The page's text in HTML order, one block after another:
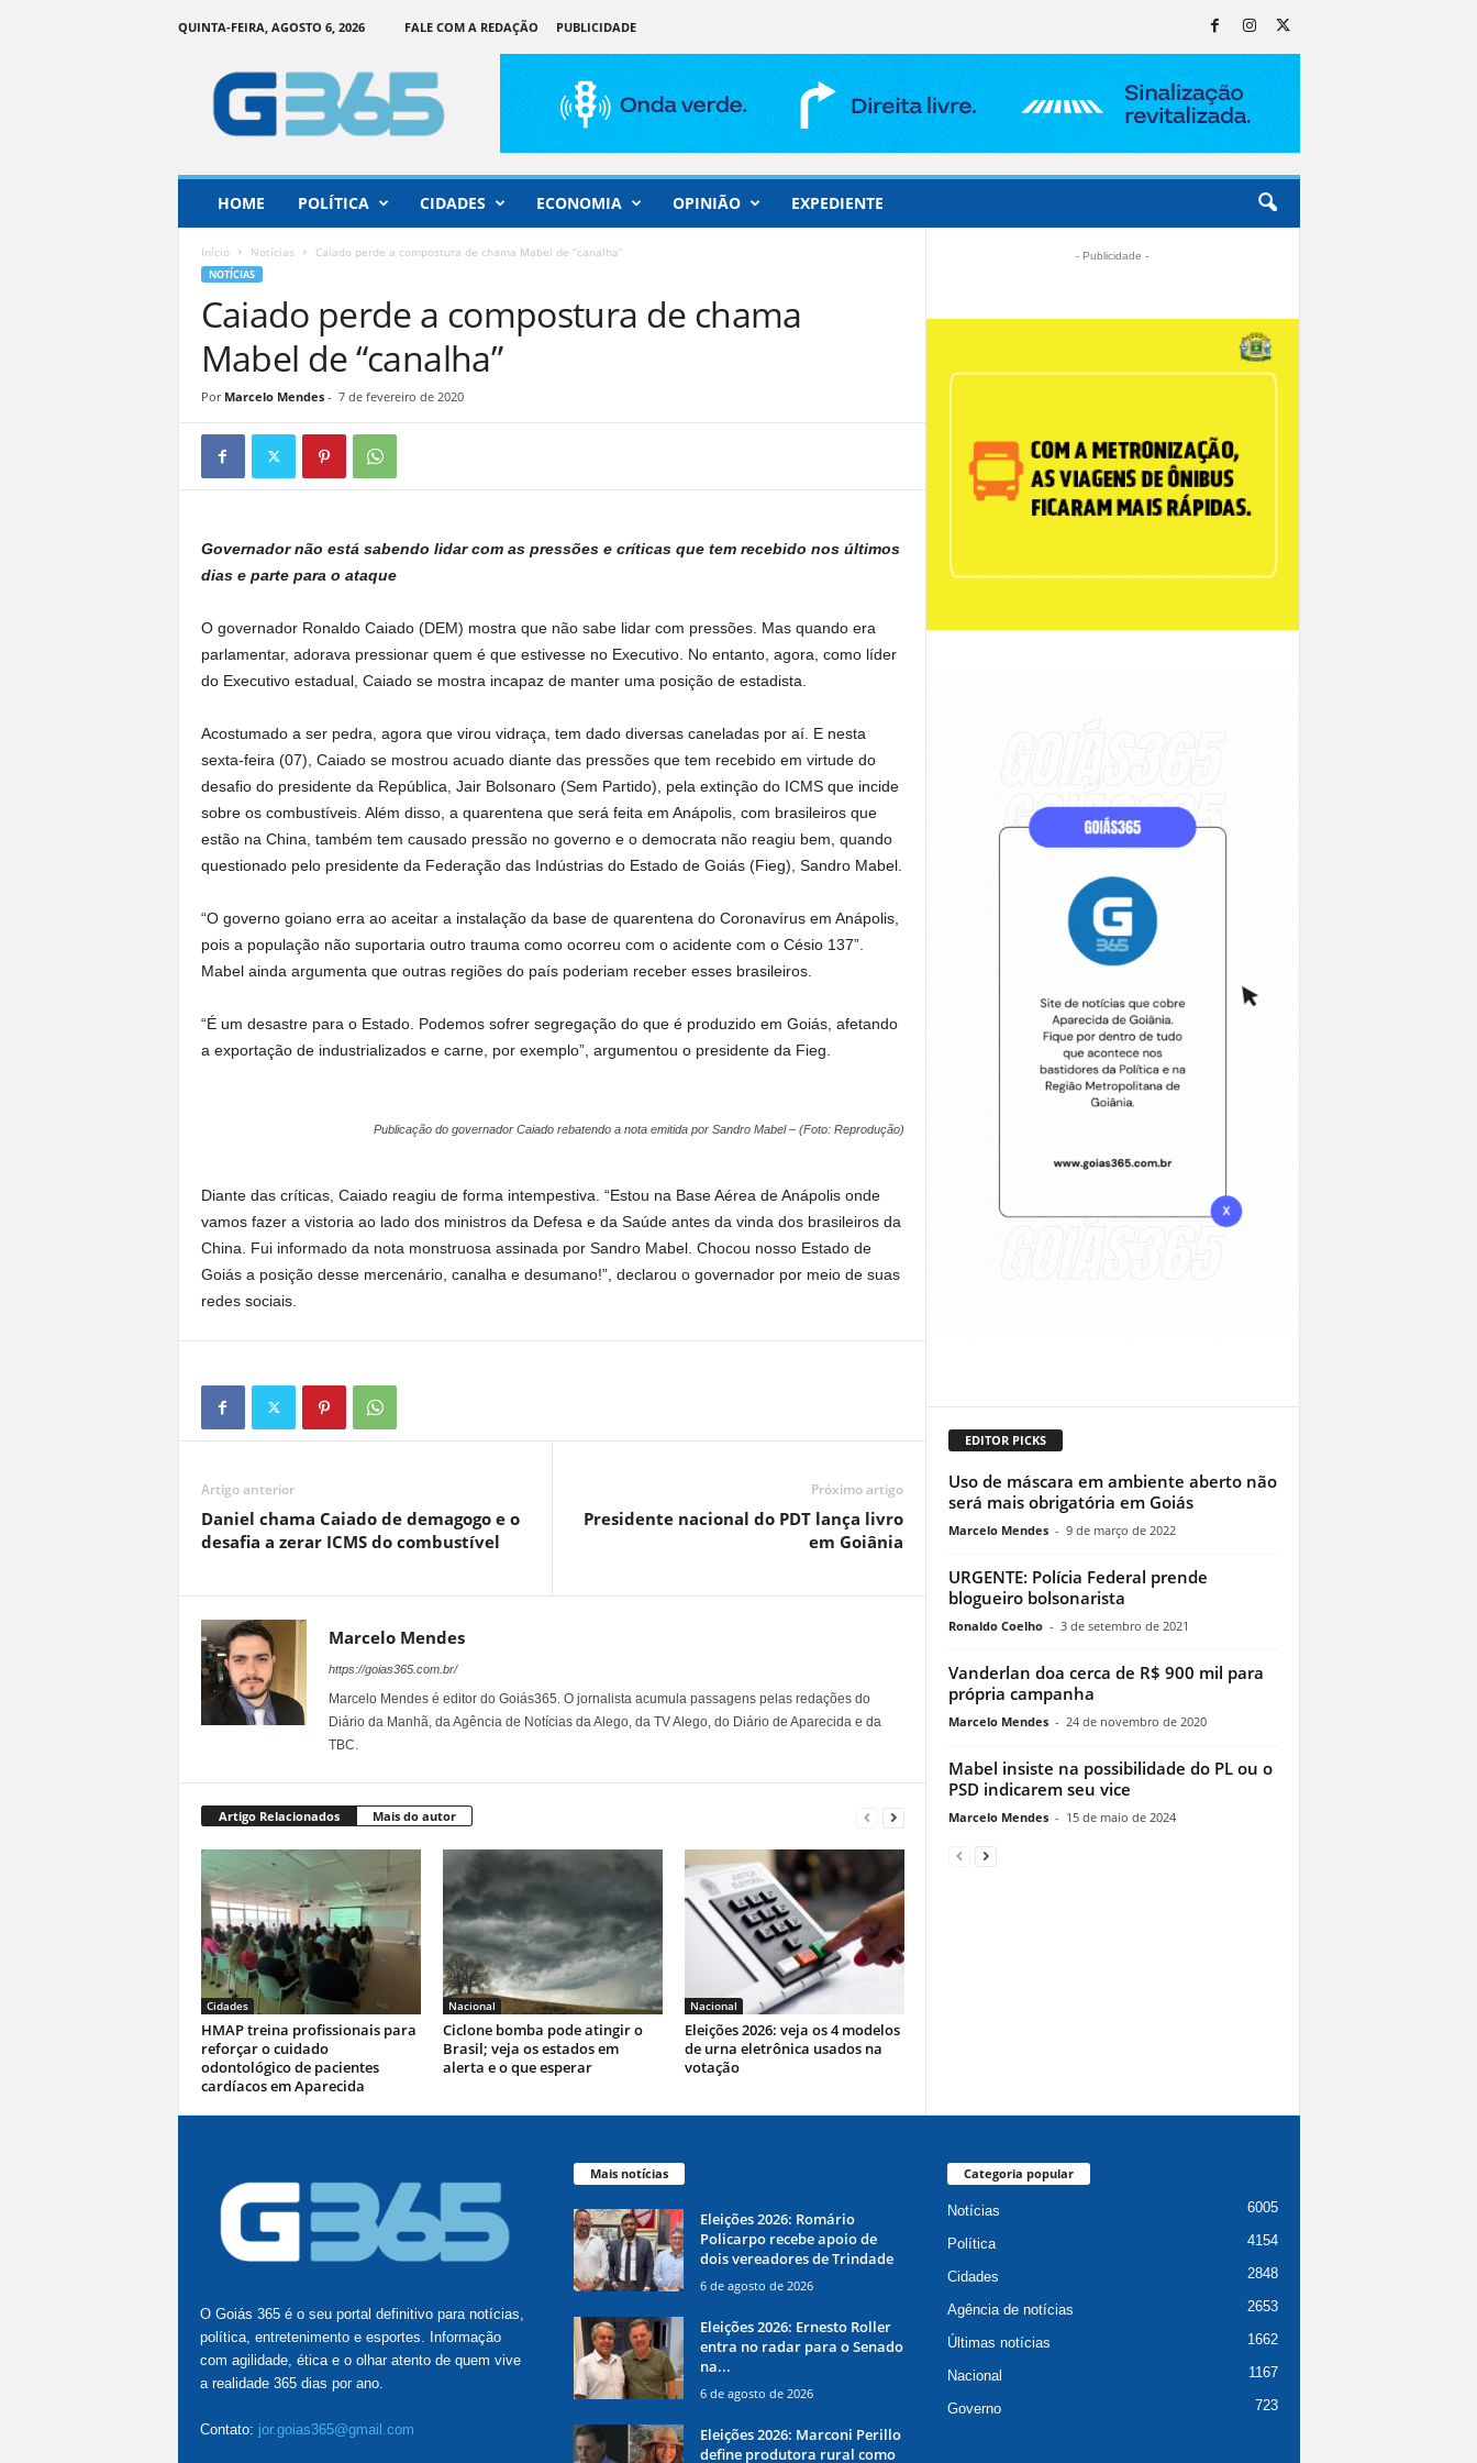
QUINTA-FEIRA, AGOSTO 6, 2026 FALE COM A REDAÇÃO
PUBLICIDADE
ç
o
HOME POLÍTICA CIDADES ECONOMIA OPINIÃO EXPEDIENTE
Início Notícias Caiado perde a compostura de chama Mabel de “canalha”
NOTÍCIAS
Caiado perde a compostura de chama
Mabel de “canalha”
Por Marcelo Mendes- 7 de fevereiro de 2020
Governador não está sabendo lidar com as pressões e críticas que tem recebido nos últimos
dias e parte para o ataque
O governador Ronaldo Caiado (DEM) mostra que não sabe lidar com pressões. Mas quando era
parlamentar, adorava pressionar quem é que estivesse no Executivo. No entanto, agora, como líder
do Executivo estadual, Caiado se mostra incapaz de manter uma posição de estadista.
Acostumado a ser pedra, agora que virou vidraça, tem dado diversas caneladas por aí. E nesta
sexta-feira (07), Caiado se mostrou acuado diante das pressões que tem recebido em virtude do
desafio do presidente da República, Jair Bolsonaro (Sem Partido), pela extinção do ICMS que incide
sobre os combustíveis. Além disso, a quarentena que será feita em Anápolis, com brasileiros que
estão na China, também tem causado pressão no governo e o democrata não reagiu bem, quando
questionado pelo presidente da Federação das Indústrias do Estado de Goiás (Fieg), Sandro Mabel.
“O governo goiano erra ao aceitar a instalação da base de quarentena do Coronavírus em Anápolis,
pois a população não suportaria outro trauma como ocorreu com o acidente com o Césio 137”.
Mabel ainda argumenta que outras regiões do país poderiam receber esses brasileiros.
“É um desastre para o Estado. Podemos sofrer segregação do que é produzido em Goiás, afetando
a exportação de industrializados e carne, por exemplo”, argumentou o presidente da Fieg.
Publicação do governador Caiado rebatendo a nota emitida por Sandro Mabel – (Foto: Reprodução)
Diante das críticas, Caiado reagiu de forma intempestiva. “Estou na Base Aérea de Anápolis onde
vamos fazer a vistoria ao lado dos ministros da Defesa e da Saúde antes da vinda dos brasileiros da
China. Fui informado da nota monstruosa assinada por Sandro Mabel. Chocou nosso Estado de
Goiás a posição desse mercenário, canalha e desumano!”, declarou o governador por meio de suas
redes sociais.
Artigo anterior
Daniel chama Caiado de demagogo e o
desafia a zerar ICMS do combustível
Próximo artigo
Presidente nacional do PDT lança livro
em Goiânia
Marcelo Mendes
https://goias365.com.br/
Marcelo Mendes é editor do Goiás365. O jornalista acumula passagens pelas redações do
Diário da Manhã, da Agência de Notícias da Alego, da TV Alego, do Diário de Aparecida e da
TBC.
Artigo Relacionados Mais do autor
Cidades
HMAP treina profissionais para
reforçar o cuidado
odontológico de pacientes
cardíacos em Aparecida
Nacional
Ciclone bomba pode atingir o
Brasil; veja os estados em
alerta e o que esperar
Nacional
Eleições 2026: veja os 4 modelos
de urna eletrônica usados na
votação
- Publicidade -
EDITOR PICKS
Uso de máscara em ambiente aberto não
será mais obrigatória em Goiás
Marcelo Mendes - 9 de março de 2022
URGENTE: Polícia Federal prende
blogueiro bolsonarista
Ronaldo Coelho - 3 de setembro de 2021
Vanderlan doa cerca de R$ 900 mil para
própria campanha
Marcelo Mendes - 24 de novembro de 2020
Mabel insiste na possibilidade do PL ou o
PSD indicarem seu vice
Marcelo Mendes - 15 de maio de 2024
O Goiás 365 é o seu portal definitivo para notícias,
política, entretenimento e esportes. Informação
com agilidade, ética e o olhar atento de quem vive
a realidade 365 dias por ano.
Contato: jor.goias365@gmail.com
Mais notícias
Eleições 2026: Romário
Policarpo recebe apoio de
dois vereadores de Trindade
6 de agosto de 2026
Eleições 2026: Ernesto Roller
entra no radar para o Senado
na...
6 de agosto de 2026
Eleições 2026: Marconi Perillo
define produtora rural como
Categoria popular
Notícias 6005
Política 4154
Cidades 2848
Agência de notícias 2653
Últimas notícias 1662
Nacional 1167
Governo 723